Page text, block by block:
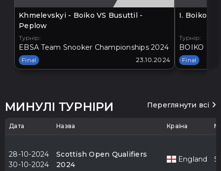
Khmelevskyi - Boiko VS Busuttil -
Peplow
Турнір:
EBSA Team Snooker Championships 2024
Final 23.10.2024
I. Boiko
Турнір:
BOIKO -
Final
МИНУЛІ ТУРНІРИ Переглянути всі
Дата Назва Країна
28-10-2024
30-10-2024
Scottish Open Qualifiers
2024
England